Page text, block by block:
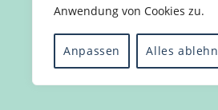
Anwendung von Cookies zu.
Anpassen Alles
Schulportal Hessen
© 2026 Stadtgymnasium